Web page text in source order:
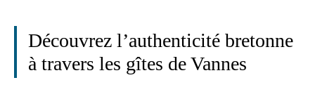
Découvrez l’authenticité bretonne
à travers les gîtes de Vannes